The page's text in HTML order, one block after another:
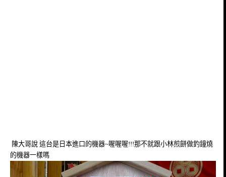
陳大哥說 這台是 日本進口的機器~喔喔喔!!!那不就跟小林煎餅做釣鐘燒
的機器一樣嗎